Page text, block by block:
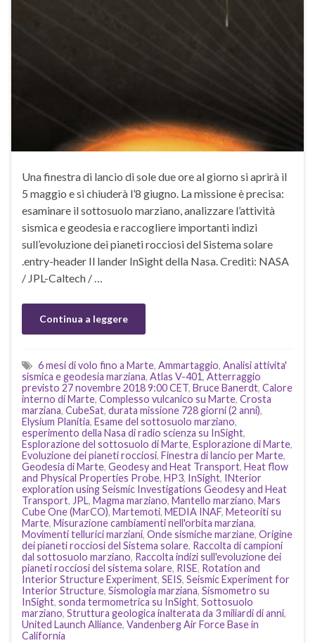
Una finestra di lancio di sole due ore al giorno si aprirà il
5 maggio e si chiuderà l’8 giugno. La missione è precisa:
esaminare il sottosuolo marziano, analizzare l’attività
sismica e geodesia e raccogliere importanti indizi
sull’evoluzione dei pianeti rocciosi del Sistema solare
.entry-header Il lander InSight della Nasa. Crediti: NASA
/ JPL-Caltech / …
Continua a leggere
6 mesi di volo fino a Marte, Ammartaggio, Analisi attivita'
sismica e geodesia marziana, Atlas V-401, Atterraggio
previsto 27 novembre 2018 9:00 CET, Bruce Banerdt, Calore
interno di Marte, Complesso vulcanico su Marte, Crosta
marziana, CubeSat, durata missione 728 giorni (2 anni),
Elysium Planitia, Esame del sottosuolo marziano,
esperimento della Nasa di radio scienza su InSight,
Esplorazione del sottosuolo di Marte, Esplorazione di Marte,
Evoluzione dei pianeti rocciosi, Finestra di lancio per Marte,
Geodesia di Marte, Geodesy and Heat Transport, Heat flow
and Physical Properties Probe, HP3, InSight, INterior
exploration using Seismic Investigations Geodesy and Heat
Transport, JPL, Magma marziano, Mantello marziano, Mars
Cube One (MarCO), Martemoti, MEDIA INAF, Meteoriti su
Marte, Misurazione cambiamenti nell'orbita marziana,
Movimenti tellurici marziani, Onde sismiche marziane, Origine
dei pianeti rocciosi del Sistema solare, Raccolta di campioni
dal sottosuolo marziano, Raccolta indizi sull'evoluzione dei
pianeti rocciosi del sistema solare, RISE, Rotation and
Interior Structure Experiment, SEIS, Seismic Experiment for
Interior Structure, Sismologia marziana, Sismometro su
InSight, sonda termometrica su InSight, Sottosuolo
marziano, Struttura geologica inalterata da 3 miliardi di anni,
United Launch Alliance, Vandenberg Air Force Base in
California